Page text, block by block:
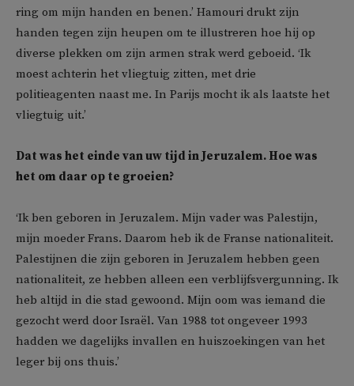
ring om mijn handen en benen.’ Hamouri drukt zijn
handen tegen zijn heupen om te illustreren hoe hij op
diverse plekken om zijn armen strak werd geboeid. ‘Ik
moest achterin het vliegtuig zitten, met drie
politieagenten naast me. In Parijs mocht ik als laatste het
vliegtuig uit.’
Dat was het einde van uw tijd in Jeruzalem. Hoe was
het om daar op te groeien?
‘Ik ben geboren in Jeruzalem. Mijn vader was Palestijn,
mijn moeder Frans. Daarom heb ik de Franse nationaliteit.
Palestijnen die zijn geboren in Jeruzalem hebben geen
nationaliteit, ze hebben alleen een verblijfsvergunning. Ik
heb altijd in die stad gewoond. Mijn oom was iemand die
gezocht werd door Israël. Van 1988 tot ongeveer 1993
hadden we dagelijks invallen en huiszoekingen van het
leger bij ons thuis.’